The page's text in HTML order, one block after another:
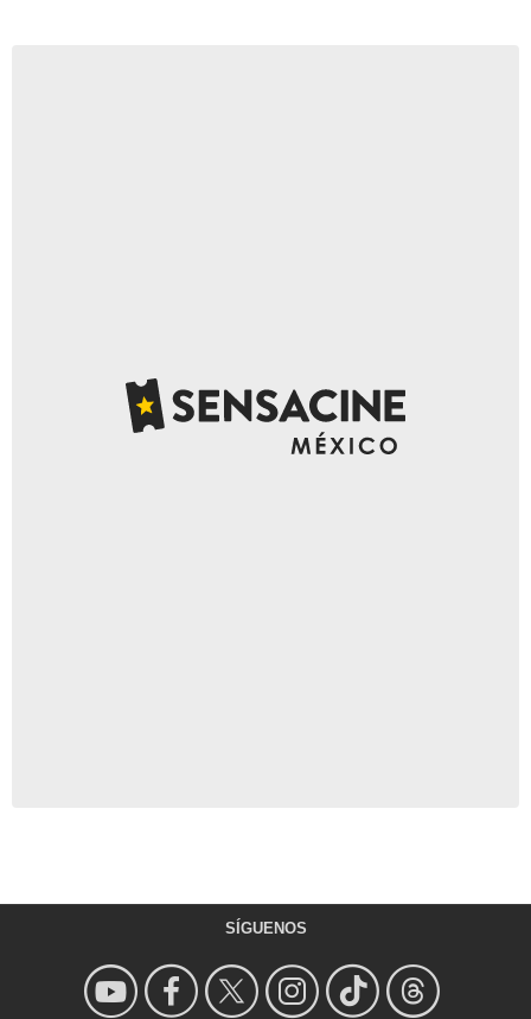
SÍGUENOS